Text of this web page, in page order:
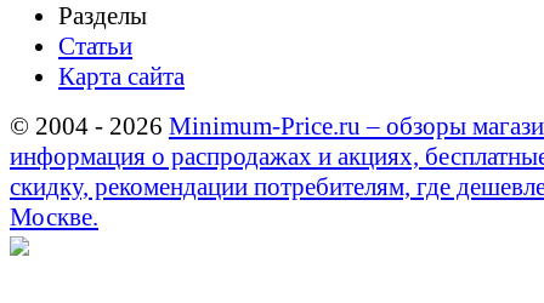
Разделы
Статьи
Карта сайта
© 2004 - 2026 Minimum-Price.ru – обзоры
информация о распродажах и акциях,
скидку, рекомендации потребителям, где
Москве.